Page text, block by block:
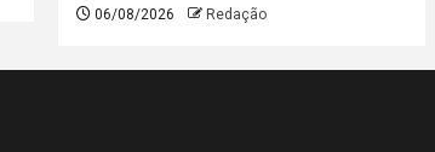
06/08/2026 Redação